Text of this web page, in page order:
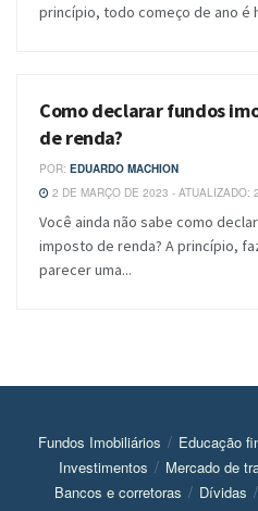
princípio, todo começo de ano é
BLOG
Como declarar fundos
de renda?
POR: EDUARDO MACHION
2 DE MARÇO DE 2023 - ATUALIZADO:
Você ainda não sabe como
imposto de renda? A princípio,
parecer uma...
Fundos Imobiliários Educação
Investimentos
Mercado de
Bancos e corretoras
Dívidas